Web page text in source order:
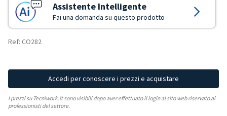
Assistente Intelligente
Fai una domanda su questo prodotto
Ref: CO282
Accedi per conoscere i prezzi e acquistare
I prezzi su Tecniwork.it sono visibili dopo aver effettuato il login al sito web riservato ai
professionisti del settore.